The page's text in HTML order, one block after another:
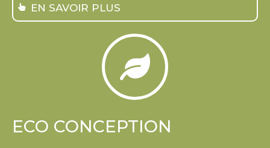
EN SAVOIR PLUS
ECO CONCEPTION